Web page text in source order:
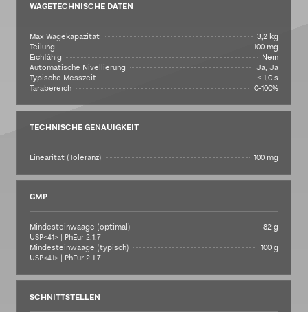
WÄGETECHNISCHE DATEN
Max Wägekapazität
3,2 kg
Teilung
100 mg
Eichfähig
Nein
Automatische Nivellierung
Ja, Ja
Typische Messzeit
≤ 1,0 s
Tarabereich
0-100%
TECHNISCHE GENAUIGKEIT
Linearität (Toleranz) 100 mg
GMP
Mindesteinwaage (optimal)
USP<41> | PhEur 2.1.7
82 g
Mindesteinwaage (typisch)
USP<41> | PhEur 2.1.7
100 g
SCHNITTSTELLEN